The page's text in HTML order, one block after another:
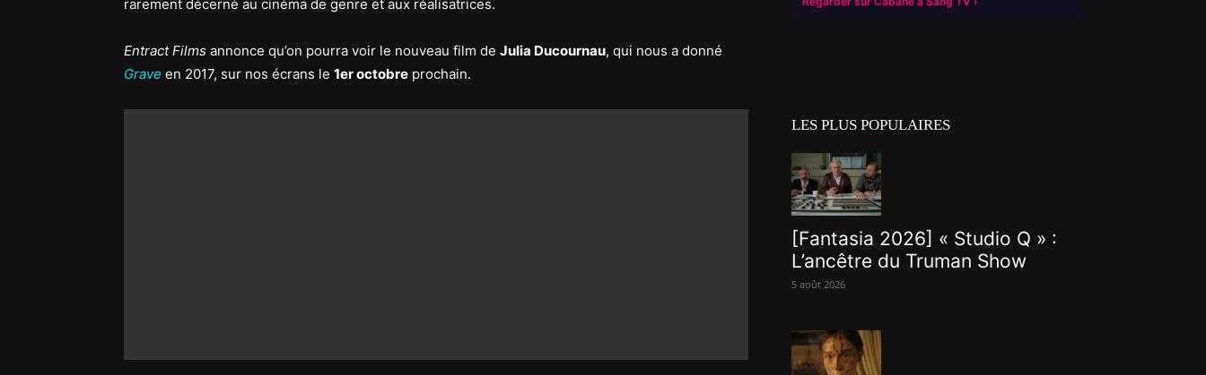
rarement décerné au cinéma de genre et aux réalisatrices.
Entract Films annonce qu’on pourra voir le nouveau film de Julia Ducournau, qui nous a donné
Grave en 2017, sur nos écrans le 1er octobre prochain.
LES PLUS POPULAIRES
[Fantasia 2026] « Studio Q » :
L’ancêtre du Truman Show
5 août 2026